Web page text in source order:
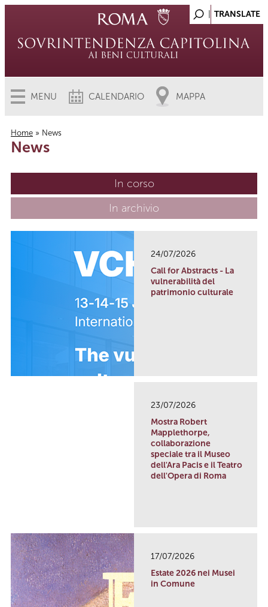
MENU CALENDARIO MAPPA
Tu sei qui
Home » News
News
In corso(scheda attiva)
In archivio
24/07/2026
Call for Abstracts - La
vulnerabilità del
patrimonio culturale
23/07/2026
Mostra Robert
Mapplethorpe,
collaborazione
speciale tra il Museo
dell'Ara Pacis e il Teatro
dell'Opera di Roma
17/07/2026
Estate 2026 nei Musei
in Comune